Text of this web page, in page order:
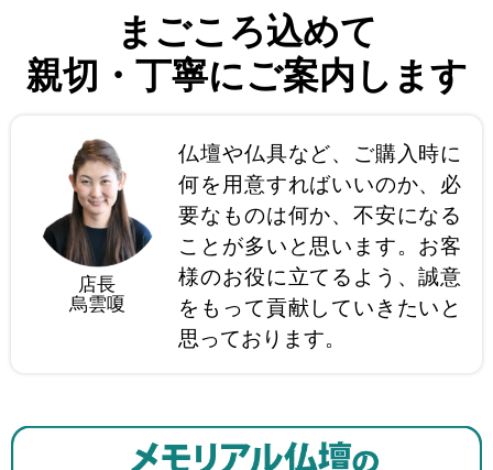
まごころ込めて
親切・丁寧にご案内します
店長
烏雲嗄
仏壇や仏具など、ご購入時に
何を用意すればいいのか、必
要なものは何か、不安になる
ことが多いと思います。お客
様のお役に立てるよう、誠意
をもって貢献していきたいと
思っております。